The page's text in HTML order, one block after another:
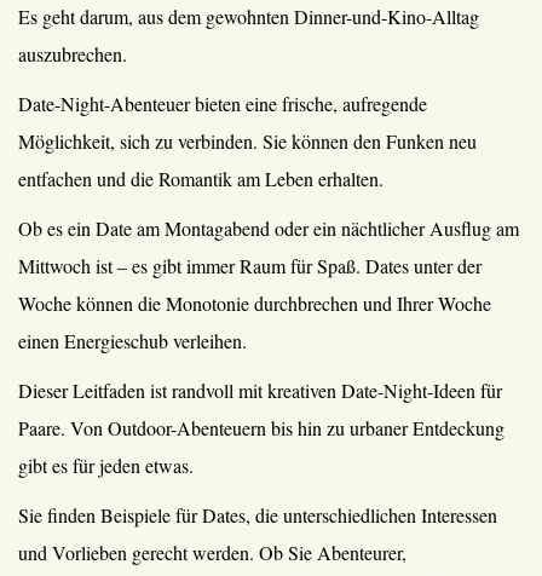
Es geht darum, aus dem gewohnten Dinner-und-Kino-Alltag
auszubrechen.
Date-Night-Abenteuer bieten eine frische, aufregende
Möglichkeit, sich zu verbinden. Sie können den Funken neu
entfachen und die Romantik am Leben erhalten.
Ob es ein Date am Montagabend oder ein nächtlicher Ausflug am
Mittwoch ist – es gibt immer Raum für Spaß. Dates unter der
Woche können die Monotonie durchbrechen und Ihrer Woche
einen Energieschub verleihen.
Dieser Leitfaden ist randvoll mit kreativen Date-Night-Ideen für
Paare. Von Outdoor-Abenteuern bis hin zu urbaner Entdeckung
gibt es für jeden etwas.
Sie finden Beispiele für Dates, die unterschiedlichen Interessen
und Vorlieben gerecht werden. Ob Sie Abenteurer,